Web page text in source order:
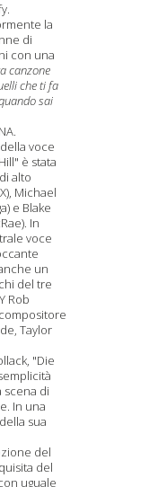
la
di
con una
canzone
che ti fa
sai
voce
è stata
alto
Michael
e Blake
In
voce
un
del tre
Rob
Taylor
"Die
scena di
In una
sua
del
del
uguale